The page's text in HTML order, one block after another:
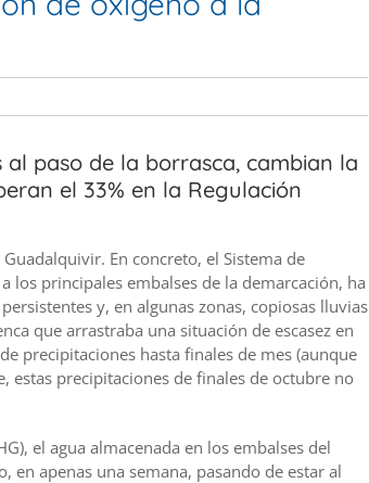
al paso de la borrasca, cambian la
el 33% en la Regulación
En concreto, el Sistema de
los principales embalses de la demarcación, ha
y, en algunas zonas, copiosas lluvias
que arrastraba una situación de escasez en
precipitaciones hasta finales de mes (aunque
estas precipitaciones de finales de octubre no
el agua almacenada en los embalses del
en apenas una semana, pasando de estar al